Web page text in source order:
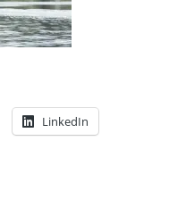
LinkedIn